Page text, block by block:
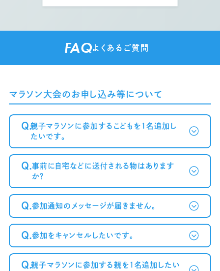
FAQよくあるご質問
マラソン大会のお申し込み等について
Q.親子マラソンに参加するこどもを1名追加し
たいです。
Q.事前に自宅などに送付される物はあります
か？
Q.参加通知のメッセージが届きません。
が届かない方へ～
Q.参加をキャンセルしたいです。
Q.親子マラソンに参加する親を1名追加したい